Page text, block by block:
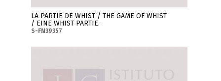
LA PARTIE DE WHIST / THE GAME OF WHIST
/ EINE WHIST PARTIE.
S-FN39357